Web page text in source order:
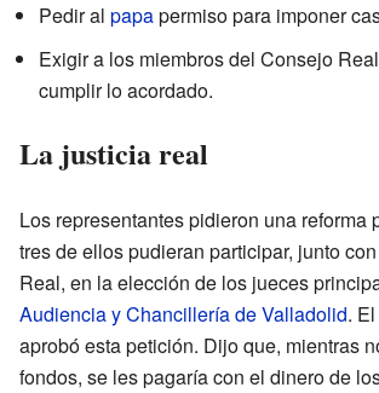
Pedir al papapermiso para imponer
Exigir a los miembros del Consejo
cumplir lo acordado.
La justicia real
Los representantes pidieron una reforma
tres de ellos pudieran participar, junto
Real, en la elección de los jueces
Audiencia y Chancillería de Valladolid.
aprobó esta petición. Dijo que, mientras
fondos, se les pagaría con el dinero de